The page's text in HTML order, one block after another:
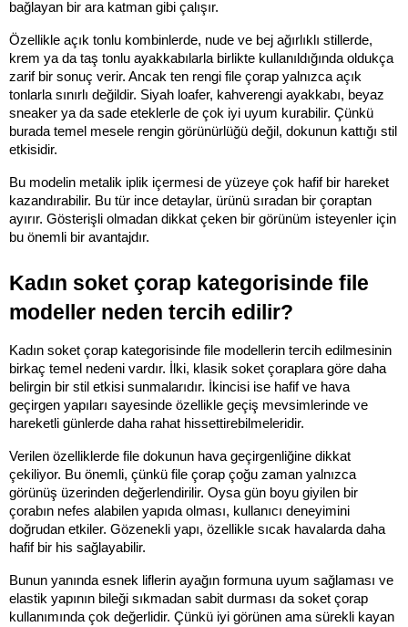
bağlayan bir ara katman gibi çalışır.
Özellikle açık tonlu kombinlerde, nude ve bej ağırlıklı stillerde,
krem ya da taş tonlu ayakkabılarla birlikte kullanıldığında oldukça
zarif bir sonuç verir. Ancak ten rengi file çorap yalnızca açık
tonlarla sınırlı değildir. Siyah loafer, kahverengi ayakkabı, beyaz
sneaker ya da sade eteklerle de çok iyi uyum kurabilir. Çünkü
burada temel mesele rengin görünürlüğü değil, dokunun kattığı stil
etkisidir.
Bu modelin metalik iplik içermesi de yüzeye çok hafif bir hareket
kazandırabilir. Bu tür ince detaylar, ürünü sıradan bir çoraptan
ayırır. Gösterişli olmadan dikkat çeken bir görünüm isteyenler için
bu önemli bir avantajdır.
Kadın soket çorap kategorisinde file
modeller neden tercih edilir?
Kadın soket çorap kategorisinde file modellerin tercih edilmesinin
birkaç temel nedeni vardır. İlki, klasik soket çoraplara göre daha
belirgin bir stil etkisi sunmalarıdır. İkincisi ise hafif ve hava
geçirgen yapıları sayesinde özellikle geçiş mevsimlerinde ve
hareketli günlerde daha rahat hissettirebilmeleridir.
Verilen özelliklerde file dokunun hava geçirgenliğine dikkat
çekiliyor. Bu önemli, çünkü file çorap çoğu zaman yalnızca
görünüş üzerinden değerlendirilir. Oysa gün boyu giyilen bir
çorabın nefes alabilen yapıda olması, kullanıcı deneyimini
doğrudan etkiler. Gözenekli yapı, özellikle sıcak havalarda daha
hafif bir his sağlayabilir.
Bunun yanında esnek liflerin ayağın formuna uyum sağlaması ve
elastik yapının bileği sıkmadan sabit durması da soket çorap
kullanımında çok değerlidir. Çünkü iyi görünen ama sürekli kayan